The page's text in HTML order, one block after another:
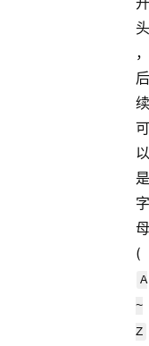
头
，
后
续
可
以
是
字
母
(
A
~
Z